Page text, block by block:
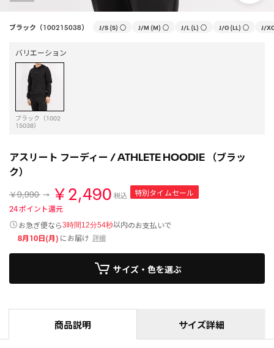
ブラック（100215038） J/S (S) ○ J/M (M) ○ J/L (L) ○ J/O (LL) ○ J/
バリエーション
ブラック（1002
15038）
アスリート フーディー / ATHLETE HOODIE （ブラッ
ク）
￥9,990 ￥2,490 税込
特別タイムセール
24ポイント還元
お急ぎ便なら3時間12分54秒以内のお支払いで
8月10日(月) にお届け 詳細
サイズ・色を選ぶ
商品説明 サイズ詳細